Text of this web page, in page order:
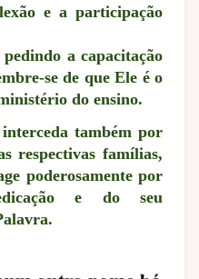
e a participação
a capacitação
se de que Ele é o
do ensino.
também por
respectivas famílias,
poderosamente por
e do seu